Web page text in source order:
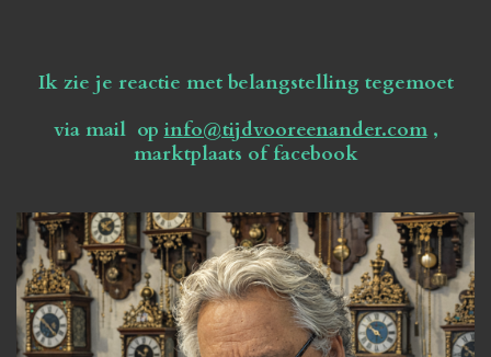
Ik zie je reactie met belangstelling tegemoet
via mail opinfo@tijdvooreenander.com,
marktplaats of facebook